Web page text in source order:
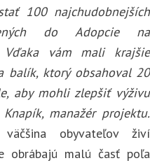
100 najchudobnejších
do Adopcie na
vám mali krajšie
balík, ktorý obsahoval 20
aby mohli zlepšiť výživu
manažér projektu.
obyvateľov živí
obrábajú malú časť poľa